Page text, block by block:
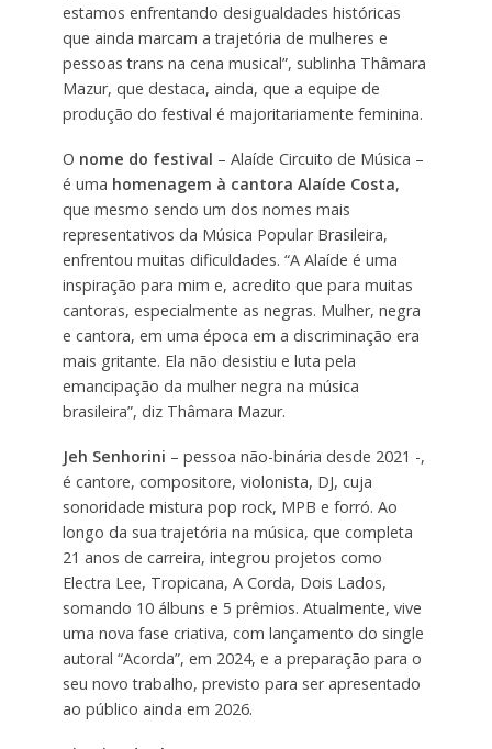
estamos enfrentando desigualdades históricas
que ainda marcam a trajetória de mulheres e
pessoas trans na cena musical”, sublinha Thâmara
Mazur, que destaca, ainda, que a equipe de
produção do festival é majoritariamente feminina.
O nome do festival – Alaíde Circuito de Música –
é uma homenagem à cantora Alaíde Costa,
que mesmo sendo um dos nomes mais
representativos da Música Popular Brasileira,
enfrentou muitas dificuldades. “A Alaíde é uma
inspiração para mim e, acredito que para muitas
cantoras, especialmente as negras. Mulher, negra
e cantora, em uma época em a discriminação era
mais gritante. Ela não desistiu e luta pela
emancipação da mulher negra na música
brasileira”, diz Thâmara Mazur.
Jeh Senhorini – pessoa não-binária desde 2021 -,
é cantore, compositore, violonista, DJ, cuja
sonoridade mistura pop rock, MPB e forró. Ao
longo da sua trajetória na música, que completa
21 anos de carreira, integrou projetos como
Electra Lee, Tropicana, A Corda, Dois Lados,
somando 10 álbuns e 5 prêmios. Atualmente, vive
uma nova fase criativa, com lançamento do single
autoral “Acorda”, em 2024, e a preparação para o
seu novo trabalho, previsto para ser apresentado
ao público ainda em 2026.